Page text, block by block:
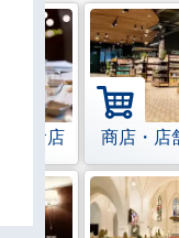
飲食店 商店・店